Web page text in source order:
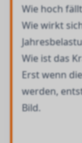
Wie hoch
Wie wirkt
Wie ist das
Erst wenn
werden,
Bild.